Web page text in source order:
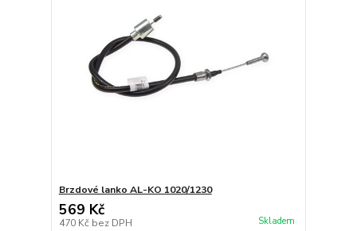
Brzdové lanko AL-KO 1020/1230
569 Kč
470 Kč bez DPH Skladem